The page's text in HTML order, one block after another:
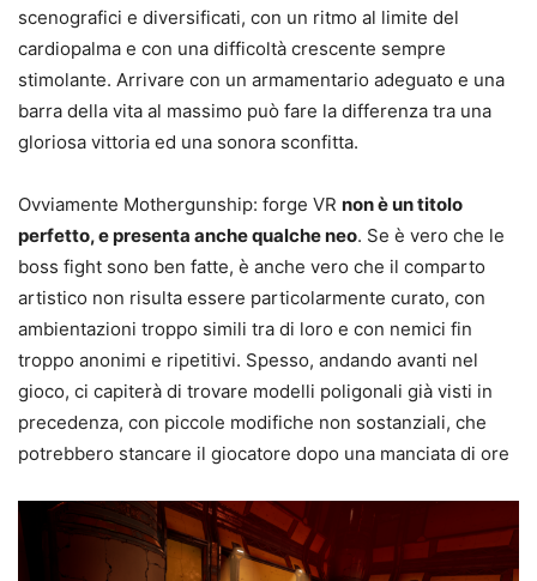
scenografici e diversificati, con un ritmo al limite del
cardiopalma e con una difficoltà crescente sempre
stimolante. Arrivare con un armamentario adeguato e una
barra della vita al massimo può fare la differenza tra una
gloriosa vittoria ed una sonora sconfitta.
Ovviamente Mothergunship: forge VR non è un titolo
perfetto, e presenta anche qualche neo. Se è vero che le
boss fight sono ben fatte, è anche vero che il comparto
artistico non risulta essere particolarmente curato, con
ambientazioni troppo simili tra di loro e con nemici fin
troppo anonimi e ripetitivi. Spesso, andando avanti nel
gioco, ci capiterà di trovare modelli poligonali già visti in
precedenza, con piccole modifiche non sostanziali, che
potrebbero stancare il giocatore dopo una manciata di ore